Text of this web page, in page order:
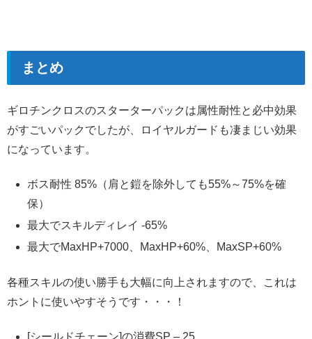
まとめ
ギロチンクロスのスターターパックは属性耐性と必中効果
がすごいパックでしたが、ロイヤルガードも凄まじい効果
になっています。
ボス耐性 85%（肩と鎧を除外しても55%～75%を確
保）
最大でスキルディレイ -65%
最大でMaxHP+7000、MaxHP+60%、MaxSP+60%
各種スキルの使い勝手も大幅に向上されますので、これは
ホントに使いやすそうです・・・！